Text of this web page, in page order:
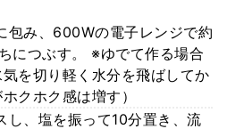
み、600Wの電子レンジで約
につぶす。 ※ゆでて作る場合
を切り軽く水分を飛ばしてか
クホク感は増す）
、塩を振って10分置き、流